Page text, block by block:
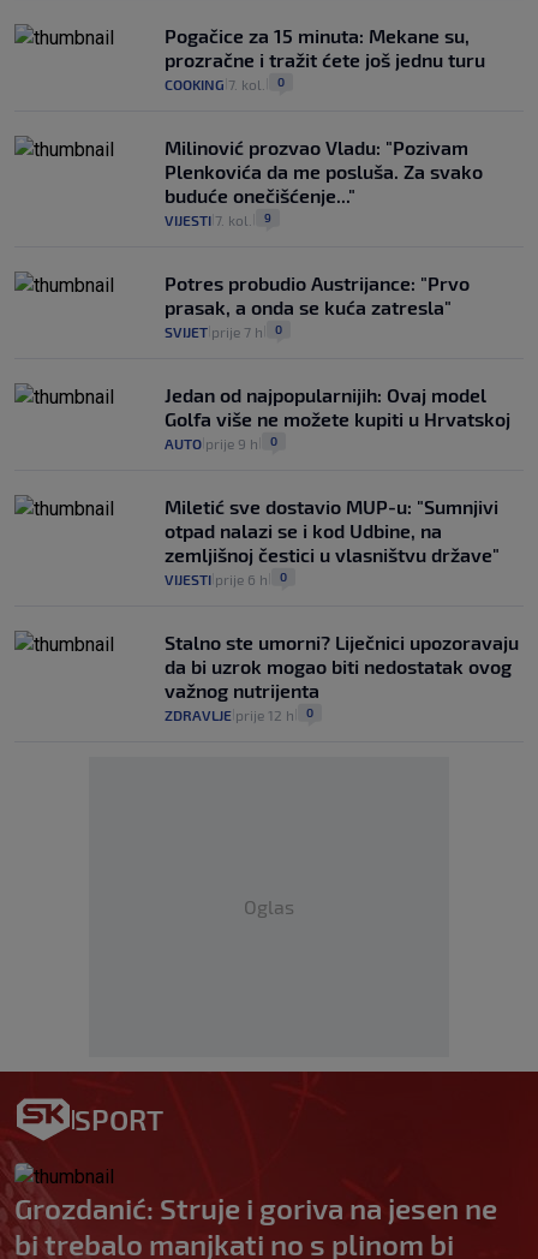
Pogačice za 15 minuta: Mekane su,
prozračne i tražit ćete još jednu turu
COOKING 7. kol. 0
Milinović prozvao Vladu: "Pozivam
Plenkovića da me posluša. Za svako
buduće onečišćenje..."
VIJESTI 7. kol. 9
Potres probudio Austrijance: "Prvo
prasak, a onda se kuća zatresla"
SVIJET prije 7 h 0
Jedan od najpopularnijih: Ovaj model
Golfa više ne možete kupiti u Hrvatskoj
AUTO prije 9 h 0
Miletić sve dostavio MUP-u: "Sumnjivi
otpad nalazi se i kod Udbine, na
zemljišnoj čestici u vlasništvu države"
VIJESTI prije 6 h 0
Stalno ste umorni? Liječnici upozoravaju
da bi uzrok mogao biti nedostatak ovog
važnog nutrijenta
ZDRAVLJE prije 12 h 0
Oglas
SPORT
Grozdanić: Struje i goriva na jesen ne
bi trebalo manjkati no s plinom bi